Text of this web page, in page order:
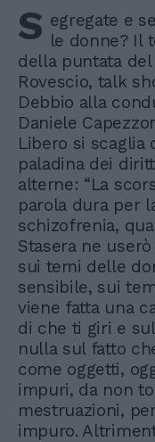
S egregate e
le donne? Il
della puntata del
Rovescio, talk
Debbio alla
Daniele
Libero si scaglia
paladina dei
alterne: “La
parola dura per
schizofrenia,
Stasera ne
sui temi delle
sensibile, sui
viene fatta una
di che ti giri e
nulla sul fatto
come oggetti,
impuri, da non
mestruazioni,
impuro.